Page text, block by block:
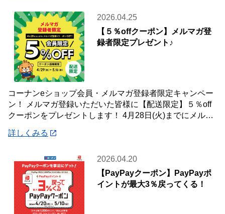
2026.04.25
【５％offクーポン】メルマガ登
録者限定プレゼント♪
コーナンeショップ会員・メルマガ登録者限定キャンペー
ン！ メルマガ登録いただいた皆様に【配送限定】５％off
クーポンをプレゼントします！ 4月28日(火)までにメルマ
詳しくみる
2026.04.20
【PayPayクーポン】PayPayポ
イントが最大3％戻ってくる！